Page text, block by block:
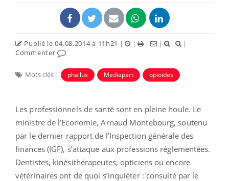
Publié le 04.08.2014 à 11h21 | | | |
|
Commenter
Mots clés : phallus Mediapart opioïdes
Les professionnels de santé sont en pleine houle. Le
ministre de l’Economie, Arnaud Montebourg, soutenu
par le dernier rapport de l’Inspection générale des
finances (IGF), s’attaque aux professions réglementées.
Dentistes, kinésithérapeutes, opticiens ou encore
vétérinaires ont de quoi s’inquiéter : consulté par le